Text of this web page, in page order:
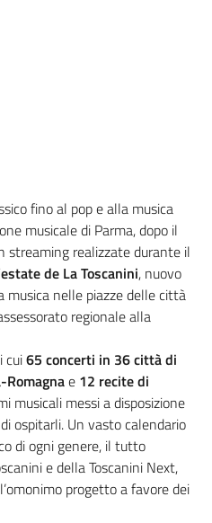
fino al pop e alla musica
musicale di Parma, dopo il
streaming realizzate durante il
de La Toscanini, nuovo
musica nelle piazze delle città
regionale alla
cui65 concerti in 36 città di
e 12 recite di
musicali messi a disposizione
ospitarli. Un vasto calendario
di ogni genere, il tutto
e della Toscanini Next,
progetto a favore dei